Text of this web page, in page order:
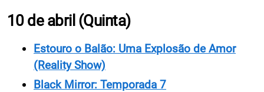
10 de abril (Quinta)
Estouro o Balão: Uma Explosão de Amor
(Reality Show)
Black Mirror: Temporada 7